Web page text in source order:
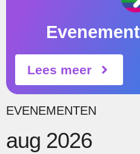
Lees meer
EVENEMENTEN
aug 2026